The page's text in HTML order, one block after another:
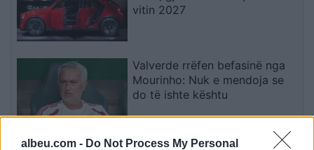
albeu.com - Do Not Process My Personal
vitin 2027
Valverde rrëfen befasinë nga
Mourinho: Nuk e mendoja se
do të ishte kështu